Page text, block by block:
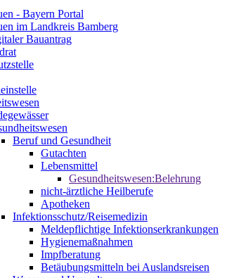
- Bayern Portal
im Landkreis Bamberg
Bauantrag
Beruf und Gesundheit
Gutachten
Lebensmittel
Gesundheitswesen:Belehrung
nicht-ärztliche Heilberufe
Apotheken
Infektionsschutz/Reisemedizin
Meldepflichtige Infektionserkrankungen
Hygienemaßnahmen
Impfberatung
Betäubungsmitteln bei Auslandsreisen